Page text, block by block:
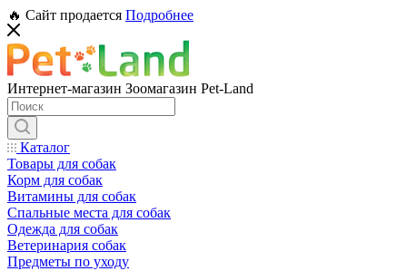
🔥 Сайт продается Подробнее
Интернет-магазин Зоомагазин Pet-Land
Каталог
Товары для собак
Корм для собак
Витамины для собак
Спальные места для собак
Одежда для собак
Ветеринария собак
Предметы по уходу